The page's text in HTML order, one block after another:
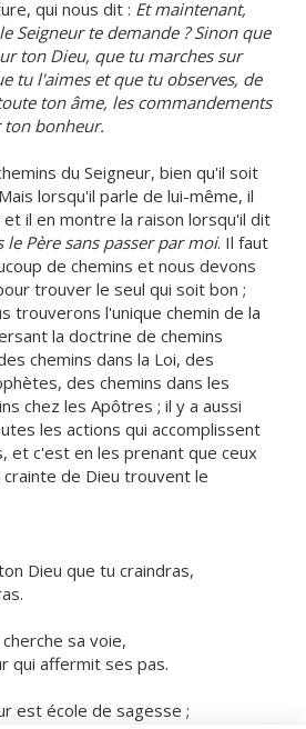
qui nous dit : Et maintenant,
Seigneur te demande ? Sinon que
ton Dieu, que tu marches sur
tu l'aimes et que tu observes, de
ton âme, les commandements
bonheur.
du Seigneur, bien qu'il soit
lorsqu'il parle de lui-même, il
il en montre la raison lorsqu'il dit
le Père sans passer par moi. Il faut
de chemins et nous devons
trouver le seul qui soit bon ;
trouverons l'unique chemin de la
la doctrine de chemins
chemins dans la Loi, des
des chemins dans les
chez les Apôtres ; il y a aussi
les actions qui accomplissent
et c'est en les prenant que ceux
de Dieu trouvent le
Dieu que tu craindras,
sa voie,
qui affermit ses pas.
est école de sagesse ;